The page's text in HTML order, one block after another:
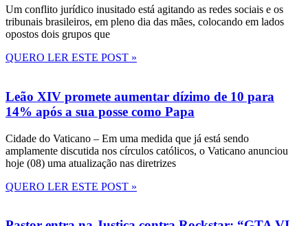
Um conflito jurídico inusitado está agitando as redes sociais e os
tribunais brasileiros, em pleno dia das mães, colocando em lados
opostos dois grupos que
QUERO LER ESTE POST »
Leão XIV promete aumentar dízimo de 10 para
14% após a sua posse como Papa
Cidade do Vaticano – Em uma medida que já está sendo
amplamente discutida nos círculos católicos, o Vaticano anunciou
hoje (08) uma atualização nas diretrizes
QUERO LER ESTE POST »